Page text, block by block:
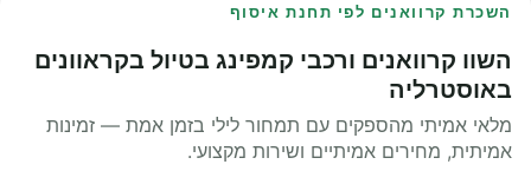
השכרת קרוואנים לפי תחנת איסוף
השוו קרוואנים ורכבי קמפינג בטיול בקראוונים
באוסטרליה
מלאי אמיתי מהספקים עם תמחור לילי בזמן אמת — זמינות
אמיתית, מחירים אמיתיים ושירות מקצועי.